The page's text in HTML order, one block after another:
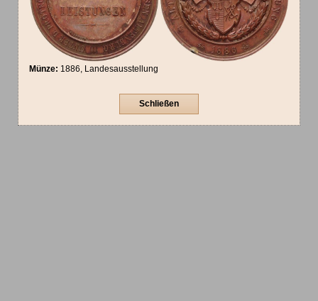
Münze: 1886, Landesausstellung
Schließen